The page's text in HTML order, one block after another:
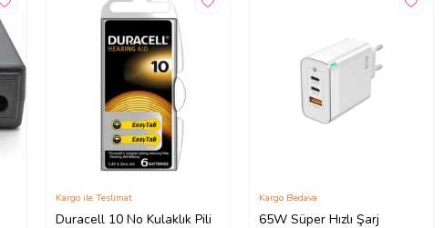
Duracell 10 No Kulaklık Pili
Kargo ile Teslimat
65W Süper Hızlı Şarj
Kargo Bedava